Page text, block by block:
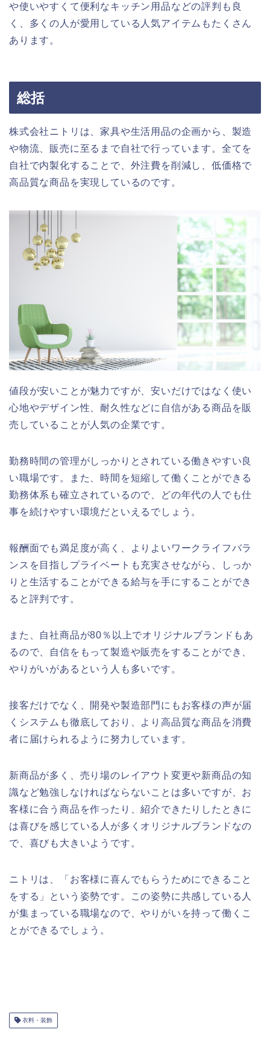
や使いやすくて便利なキッチン用品などの評判も良
く、多くの人が愛用している人気アイテムもたくさん
あります。
総括
株式会社ニトリは、家具や生活用品の企画から、製造
や物流、販売に至るまで自社で行っています。全てを
自社で内製化することで、外注費を削減し、低価格で
高品質な商品を実現しているのです。
値段が安いことが魅力ですが、安いだけではなく使い
心地やデザイン性、耐久性などに自信がある商品を販
売していることが人気の企業です。
勤務時間の管理がしっかりとされている働きやすい良
い職場です。また、時間を短縮して働くことができる
勤務体系も確立されているので、どの年代の人でも仕
事を続けやすい環境だといえるでしょう。
報酬面でも満足度が高く、よりよいワークライフバラ
ンスを目指しプライベートも充実させながら、しっか
りと生活することができる給与を手にすることができ
ると評判です。
また、自社商品が80％以上でオリジナルブランドもあ
るので、自信をもって製造や販売をすることができ、
やりがいがあるという人も多いです。
接客だけでなく、開発や製造部門にもお客様の声が届
くシステムも徹底しており、より高品質な商品を消費
者に届けられるように努力しています。
新商品が多く、売り場のレイアウト変更や新商品の知
識など勉強しなければならないことは多いですが、お
客様に合う商品を作ったり、紹介できたりしたときに
は喜びを感じている人が多くオリジナルブランドなの
で、喜びも大きいようです。
ニトリは、「お客様に喜んでもらうためにできること
をする」という姿勢です。この姿勢に共感している人
が集まっている職場なので、やりがいを持って働くこ
とができるでしょう。
衣料・装飾